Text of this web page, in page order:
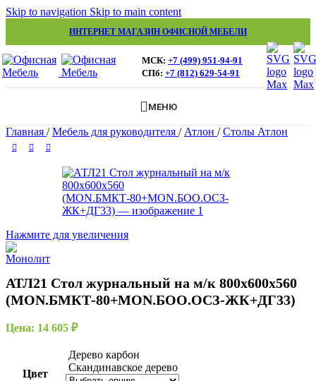
Skip to navigation Skip to main content
ИНТЕРНЕТ МАГАЗИН ОФИСНОЙ МЕБЕЛИ
МСК: +7 (499) 951-94-91
СПб: +7 (812) 629-54-91
МЕНЮ
Главная / Мебель для руководителя / Атлон / Столы Атлон
Нажмите для увеличения
АТЛ21 Стол журнальный на м/к 800х600х560
(MON.БМКТ-80+MON.БОО.ОСЗ-ЖК+ДГ33)
Цена: 14 605 ₽
Цвет
Дерево карбон
Скандинавское дерево